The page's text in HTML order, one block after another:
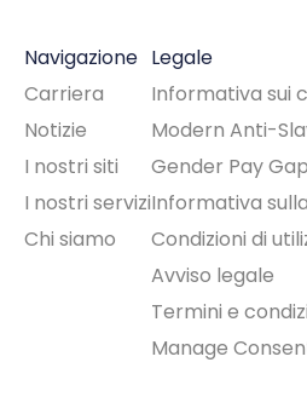
Navigazione
Carriera
Notizie
I nostri siti
I nostri servizi
Chi siamo
Legale
Informativa sui
Modern Anti-
Gender Pay
Informativa
Condizioni di
Avviso legale
Termini e
Manage